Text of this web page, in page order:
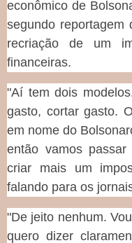
econômico de
segundo
recriação de um
financeiras.
"Aí tem dois
gasto, cortar gasto.
em nome do
então vamos
criar mais um
falando para os
"De jeito nenhum.
quero dizer